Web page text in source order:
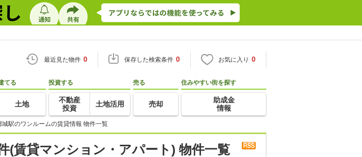
最近見た物件 0 保存した検索条件 0 お気に入り 0
てる
土地
投資する
不動産
投資
土地活用
売る
売却
住みやすい街を探す
助成金
情報
城駅のワンルームの賃貸情報 物件一覧
(賃貸マンション・アパート) 物件一覧